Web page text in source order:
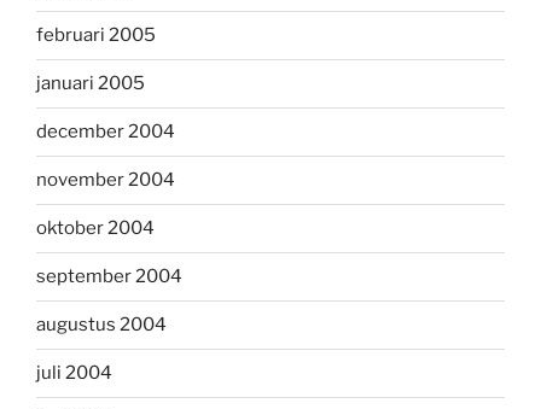
februari 2005
januari 2005
december 2004
november 2004
oktober 2004
september 2004
augustus 2004
juli 2004